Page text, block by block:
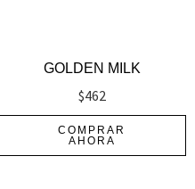
GOLDEN MILK
$462
COMPRAR
AHORA